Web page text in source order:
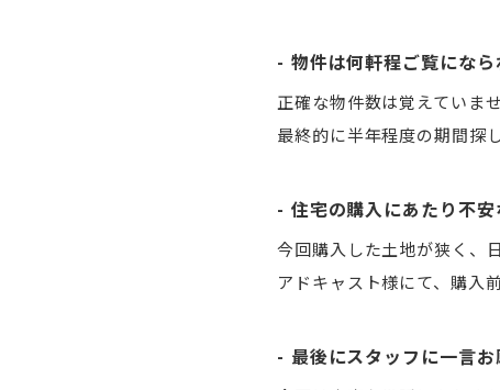
物件は何軒程ご覧にな
正確な物件数は覚えていま
最終的に半年程度の期間探
住宅の購入にあたり不
今回購入した土地が狭く、
アドキャスト様にて、購入
最後にスタッフに一言お